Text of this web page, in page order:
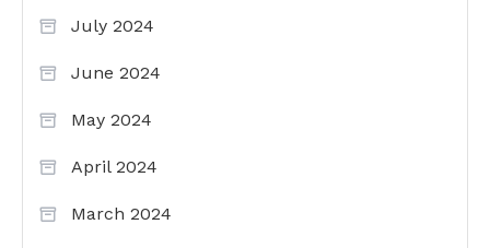
July 2024
June 2024
May 2024
April 2024
March 2024